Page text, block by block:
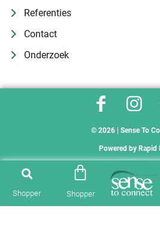
Referenties
Contact
Onderzoek
© 2026 | Sense To
Powered by Rapid
Shopper Shopper